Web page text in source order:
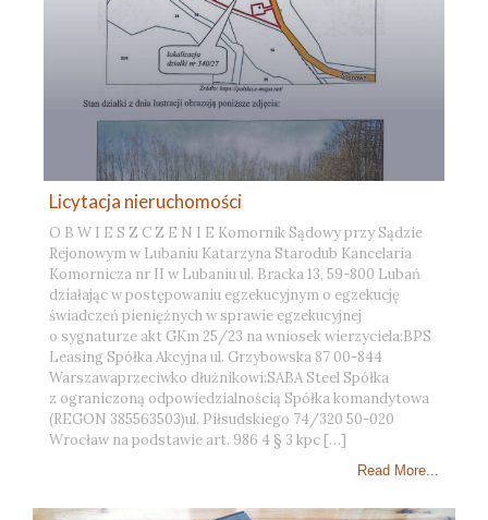
Licytacja nieruchomości
O B W I E S Z C Z E N I E Komornik Sądowy przy Sądzie
Rejonowym w Lubaniu Katarzyna Starodub Kancelaria
Komornicza nr II w Lubaniu ul. Bracka 13, 59-800 Lubań
działając w postępowaniu egzekucyjnym o egzekucję
świadczeń pieniężnych w sprawie egzekucyjnej
o sygnaturze akt GKm 25/23 na wniosek wierzyciela:BPS
Leasing Spółka Akcyjna ul. Grzybowska 87 00-844
Warszawaprzeciwko dłużnikowi:SABA Steel Spółka
z ograniczoną odpowiedzialnością Spółka komandytowa
(REGON 385563503)ul. Piłsudskiego 74/320 50-020
Wrocław na podstawie art. 986 4 § 3 kpc […]
Read More...